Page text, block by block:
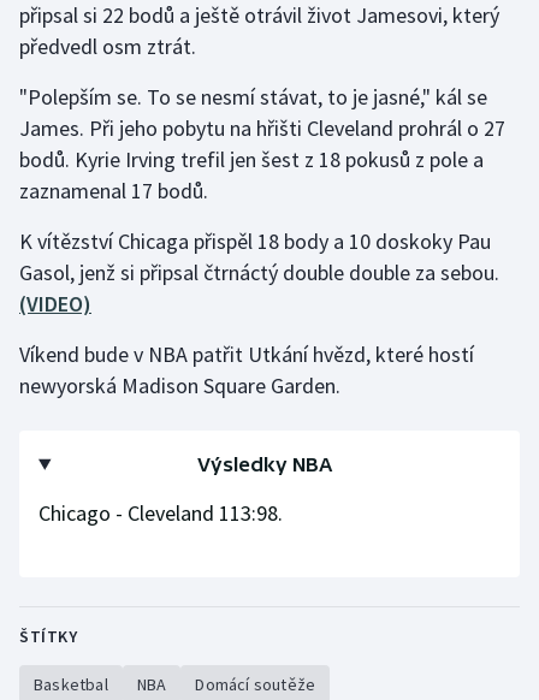
Golf
Gymnastika
Házená
Judo
Krasobruslení
Lezení
připsal si 22 bodů a ještě otrávil život Jamesovi, který
předvedl osm ztrát.
"Polepším se. To se nesmí stávat, to je jasné," kál se
James. Při jeho pobytu na hřišti Cleveland prohrál o 27
bodů. Kyrie Irving trefil jen šest z 18 pokusů z pole a
zaznamenal 17 bodů.
K vítězství Chicaga přispěl 18 body a 10 doskoky Pau
Gasol, jenž si připsal čtrnáctý double double za sebou.
(VIDEO)
Víkend bude v NBA patřit Utkání hvězd, které hostí
newyorská Madison Square Garden.
Výsledky NBA
Chicago - Cleveland 113:98.
ŠTÍTKY
Basketbal NBA Domácí soutěže